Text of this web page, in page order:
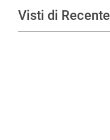
Visti di Recente